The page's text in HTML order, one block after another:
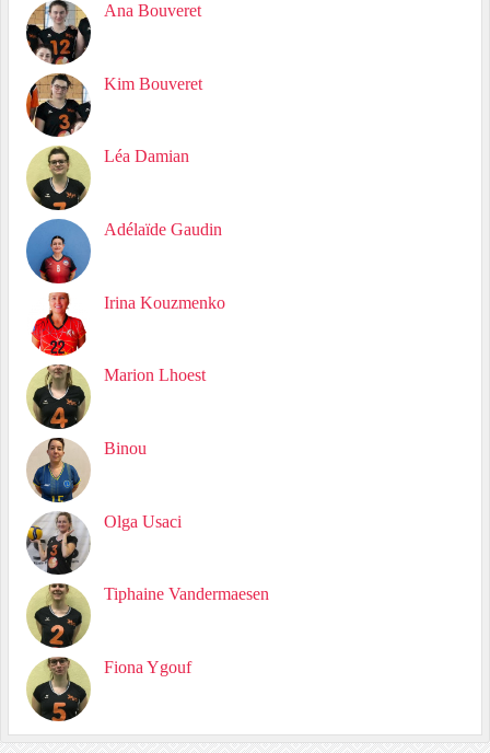
Ana Bouveret
Kim Bouveret
Léa Damian
Adélaïde Gaudin
Irina Kouzmenko
Marion Lhoest
Binou
Olga Usaci
Tiphaine Vandermaesen
Fiona Ygouf